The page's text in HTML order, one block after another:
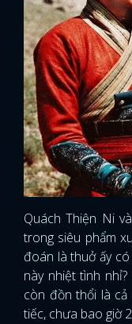
Quách Thiện Ni
trong siêu phẩm
đoán là thuở ấy
này nhiệt tình
còn đồn thổi là
tiếc, chưa bao giờ